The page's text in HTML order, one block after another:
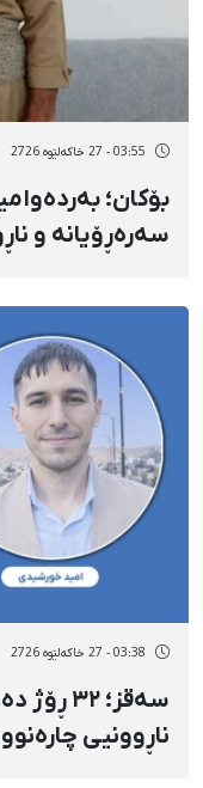
03:55 - 27 خاکەلێوه 2726
بۆکان؛
سەرەڕۆیانە و
03:38 - 27 خاکەلێوه 2726
سەقز؛
ناڕوونیی